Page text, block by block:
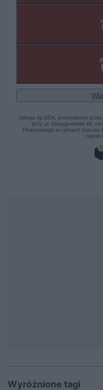
Wyróżnione tagi